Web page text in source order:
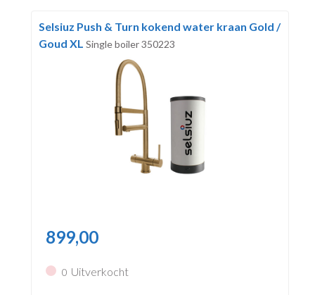
Selsiuz Push & Turn kokend water kraan Gold /
Goud XL Single boiler 350223
899,00
0 Uitverkocht